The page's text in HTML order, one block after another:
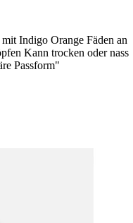
Indigo Orange Fäden an
Kann trocken oder nass
Passform"